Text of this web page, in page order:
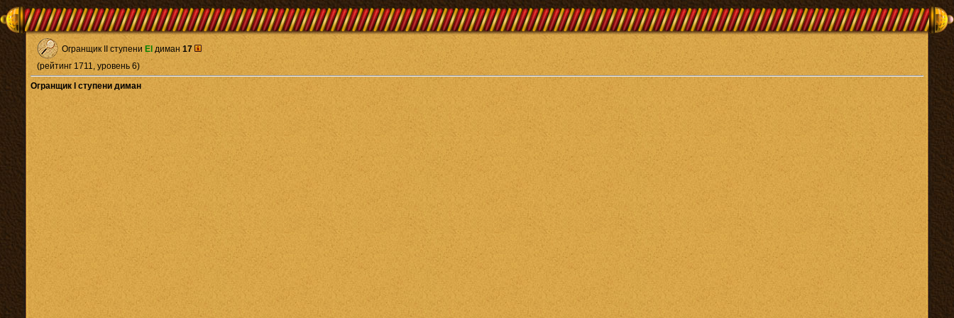
Огранщик II ступени El диман 17
(рейтинг 1711, уровень 6)
Огранщик I ступени диман